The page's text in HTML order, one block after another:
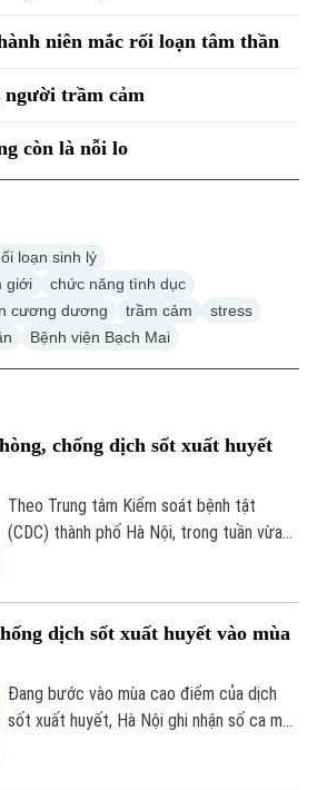
niên mắc rối loạn tâm thần
người trầm cảm
còn là nỗi lo
loạn sinh lý
giới
chức năng tình dục
cương dương trầm cảm
stress
Bệnh viện Bạch Mai
chống dịch sốt xuất huyết
Theo Trung tâm Kiểm soát bệnh tật
(CDC) thành phố Hà Nội, trong tuần vừa
truyền bệnh phát triển.
dịch sốt xuất huyết vào mùa
Đang bước vào mùa cao điểm của dịch
sốt xuất huyết, Hà Nội ghi nhận số ca mắc